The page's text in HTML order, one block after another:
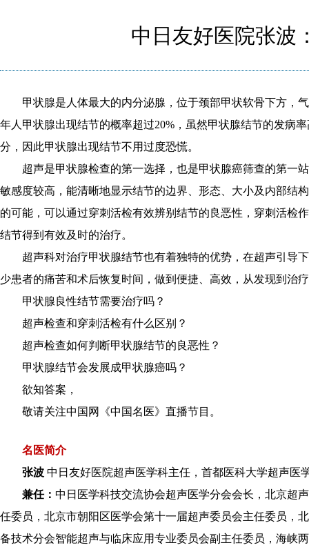
中日友好医院张波
甲状腺是人体最大的内分泌腺，位于颈部甲状软骨下方，
年人甲状腺出现结节的概率超过20%，虽然甲状腺结节的发病
分，因此甲状腺出现结节不用过度恐慌。
超声是甲状腺检查的第一选择，也是甲状腺癌筛查的第一
敏感度较高，能清晰地显示结节的边界、形态、大小及内部结
的可能，可以通过穿刺活检有效辨别结节的良恶性，穿刺活检
结节得到有效及时的治疗。
超声科对治疗甲状腺结节也有着独特的优势，在超声引导
少患者的痛苦和术后恢复时间，做到便捷、高效，从发现到治
甲状腺良性结节需要治疗吗？
超声检查和穿刺活检有什么区别？
超声检查如何判断甲状腺结节的良恶性？
甲状腺结节会发展成甲状腺癌吗？
欲知答案，
敬请关注中国网《中国名医》直播节目。
名医简介
张波 中日友好医院超声医学科主任，首都医科大学超声医
兼任： 中日医学科技交流协会超声医学分会会长，北京超
任委员，北京市朝阳区医学会第十一届超声委员会主任委员，
备技术分会智能超声与临床应用专业委员会副主任委员，海峡